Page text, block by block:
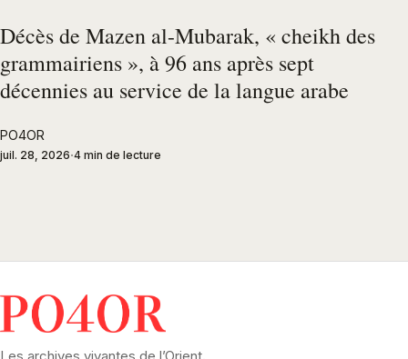
Décès de Mazen al-Mubarak, « cheikh des
grammairiens », à 96 ans après sept
décennies au service de la langue arabe
PO4OR
juil. 28, 2026 4 min de lecture
Les archives vivantes de l’Orient.